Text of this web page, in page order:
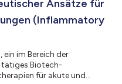
Ansätze für
(Inflammatory
im Bereich der
tätiges Biotech-
für akute und